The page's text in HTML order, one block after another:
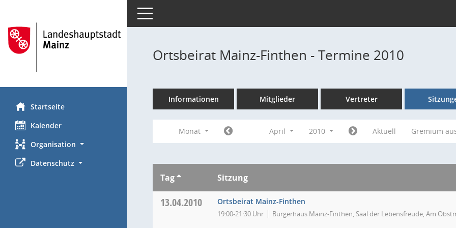
Startseite
Kalender
Organisation
Datenschutz
Toggle navigation
Ortsbeirat Mainz-Finthen - Termine 2010
Informationen Mitglieder Vertreter
Monat April 2010 Aktuell Gremium
Tag Sitzung
13.04.2010 Ortsbeirat Mainz-Finthen
19:00-21:30 Uhr Bürgerhaus Mainz-Finthen, Saal der Lebensfreude, Am